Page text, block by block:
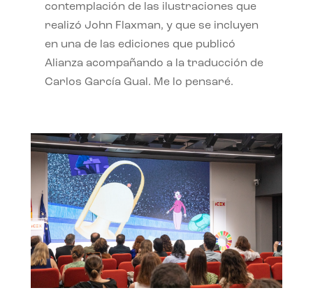
contemplación de las ilustraciones que
realizó John Flaxman, y que se incluyen
en una de las ediciones que publicó
Alianza acompañando a la traducción de
Carlos García Gual. Me lo pensaré.